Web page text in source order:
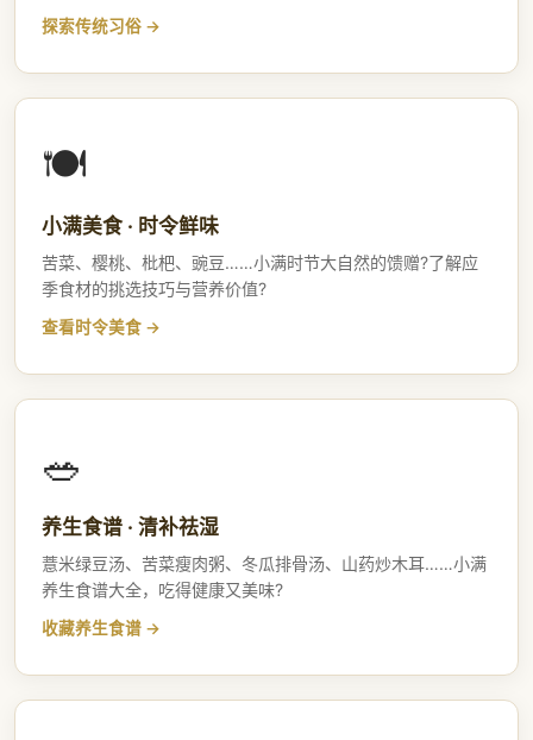
探索传统习俗
🍽️
小满美食 · 时令鲜味
苦菜、樱桃、枇杷、豌豆……小满时节大自然的馈赠?了解应
季食材的挑选技巧与营养价值?
查看时令美食
🥗
养生食谱 · 清补祛湿
薏米绿豆汤、苦菜瘦肉粥、冬瓜排骨汤、山药炒木耳……小满
养生食谱大全，吃得健康又美味?
收藏养生食谱